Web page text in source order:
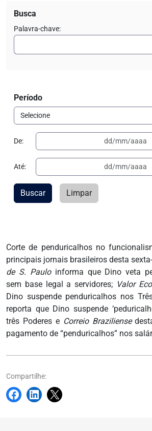
Corte de penduricalhos no
principais jornais brasileiros desta
de S. Pauloinforma que Dino veta
sem base legal a servidores; Valor
Dino suspende penduricalhos nos
reporta que Dino suspende
três Poderes e Correio Braziliense
pagamento de “penduricalhos” nos
Compartilhe:
Busca
Palavra-chave:
Período
De:
Até:
Buscar Limpar